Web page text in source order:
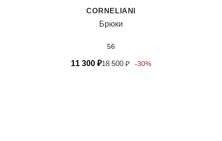
CORNELIANI
Брюки
56
11 300 ₽18 500₽ -30%